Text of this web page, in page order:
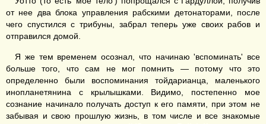
от нее два блока управления рабскими детонаторами, после
чего спустился с трибуны, забрал теперь уже своих рабов и
отправился домой.
Я же тем временем осознал, что начинаю 'вспоминать' все
больше того, что сам не мог помнить — потому что это
определенно были воспоминания тойдарианца, маленького
инопланетянина с крылышками. Видимо, постепенно мое
сознание начинало получать доступ к его памяти, при этом не
забывая и свою прошлую жизнь, в том числе и все знакомые